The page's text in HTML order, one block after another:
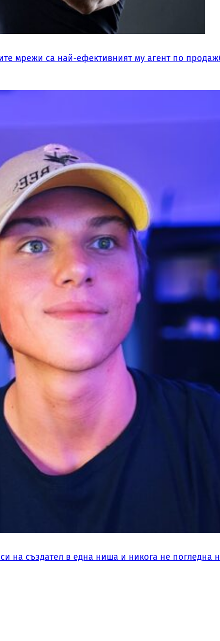
мрежи са най-ефективният му агент по
на създател в една ниша и никога не погледна